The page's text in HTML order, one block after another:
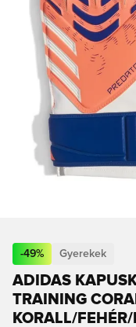
-49% Gyerekek
ADIDAS
TRAINING
KORALL/